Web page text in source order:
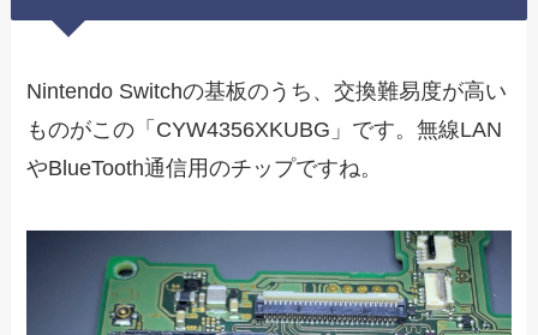
Nintendo Switchの基板のうち、交換難易度が高い
ものがこの「CYW4356XKUBG」です。無線LAN
やBlueTooth通信用のチップですね。